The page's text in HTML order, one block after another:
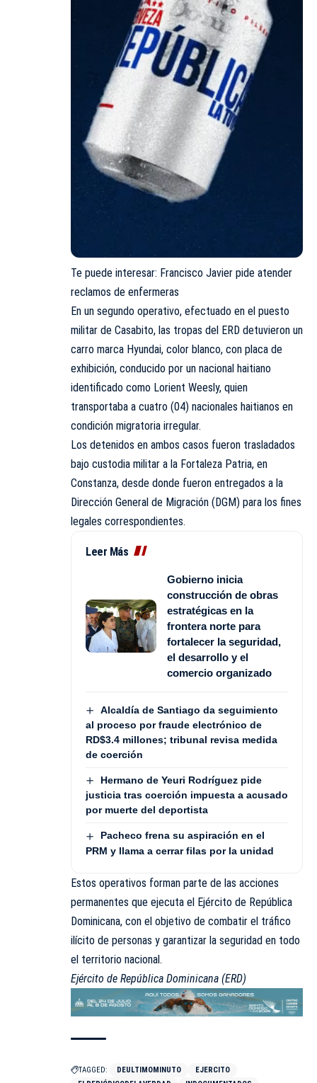
Te puede interesar: Francisco Javier pide atender
reclamos de enfermeras
En un segundo operativo, efectuado en el puesto
militar de Casabito, las tropas del ERD detuvieron un
carro marca Hyundai, color blanco, con placa de
exhibición, conducido por un nacional haitiano
identificado como Lorient Weesly, quien
transportaba a cuatro (04) nacionales haitianos en
condición migratoria irregular.
Los detenidos en ambos casos fueron trasladados
bajo custodia militar a la Fortaleza Patria, en
Constanza, desde donde fueron entregados a la
Dirección General de Migración (DGM) para los fines
legales correspondientes.
Leer Más
Gobierno inicia
construcción de obras
estratégicas en la
frontera norte para
fortalecer la seguridad,
el desarrollo y el
comercio organizado
Alcaldía de Santiago da seguimiento
al proceso por fraude electrónico de
RD$3.4 millones; tribunal revisa medida
de coerción
Hermano de Yeuri Rodríguez pide
justicia tras coerción impuesta a acusado
por muerte del deportista
Pacheco frena su aspiración en el
PRM y llama a cerrar filas por la unidad
Estos operativos forman parte de las acciones
permanentes que ejecuta el Ejército de República
Dominicana, con el objetivo de combatir el tráfico
ilícito de personas y garantizar la seguridad en todo
el territorio nacional.
Ejército de República Dominicana (ERD)
TAGGED: DEULTIMOMINUTO
EJERCITO